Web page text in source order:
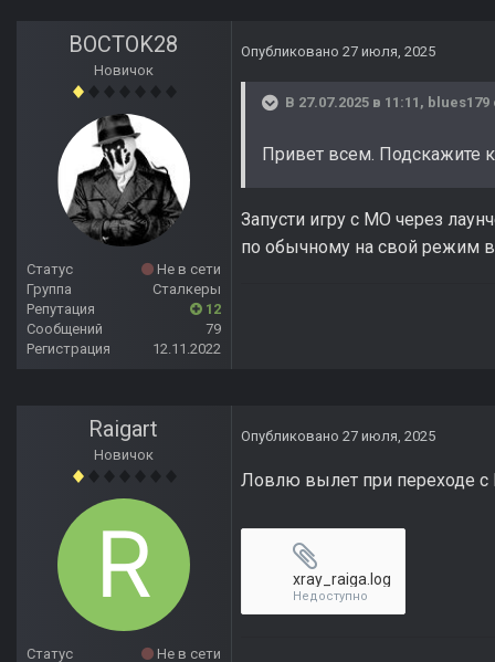
BOCTOK28
Новичок
Статус
Не в сети
Группа
Сталкеры
Репутация
12
Сообщений
79
Регистрация
12.11.2022
Опубликовано 27 июля, 2025
В 27.07.2025 в 11:11, blues179
Привет всем. Подскажите
Запусти игру с MO через
по обычному на свой режим
Raigart
Новичок
Статус
Не в сети
Опубликовано 27 июля, 2025
Ловлю вылет при переходе с
xray_raiga.log
Недоступно